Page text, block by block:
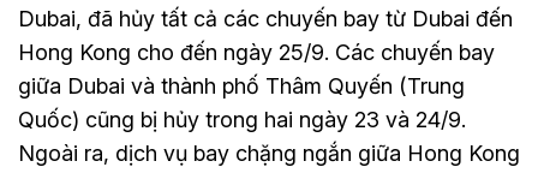
Dubai, đã hủy tất cả các chuyến bay từ Dubai đến
Hong Kong cho đến ngày 25/9. Các chuyến bay
giữa Dubai và thành phố Thâm Quyến (Trung
Quốc) cũng bị hủy trong hai ngày 23 và 24/9.
Ngoài ra, dịch vụ bay chặng ngắn giữa Hong Kong